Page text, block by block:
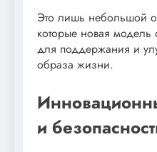
Это лишь небольшой
которые новая модель
для поддержания и
образа жизни.
и